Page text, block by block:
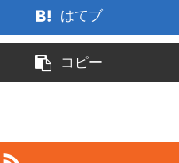
はてブ
コピー